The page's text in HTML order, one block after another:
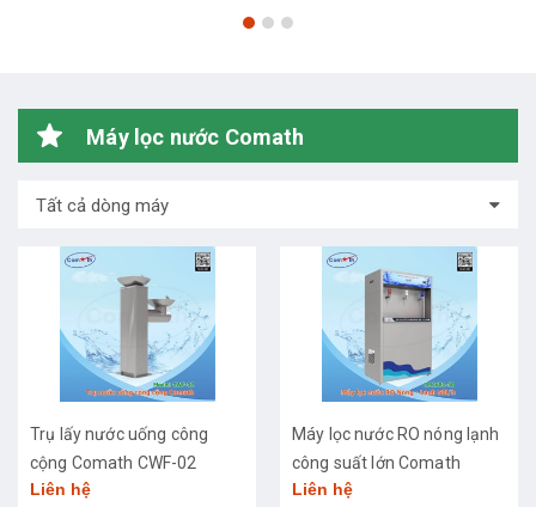
Máy lọc nước Comath
Tất cả dòng máy
Trụ lấy nước uống công
cộng Comath CWF-02
Liên hệ
Máy lọc nước RO nóng lạnh
công suất lớn Comath
CM2681-50
Liên hệ